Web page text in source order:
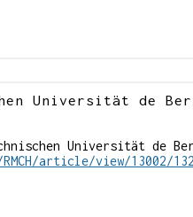
Universität de
Universität de
article/view/13002/